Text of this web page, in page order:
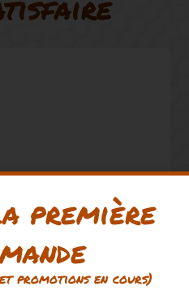
deco sympa, tout
que l’on
première
promotions en cours)